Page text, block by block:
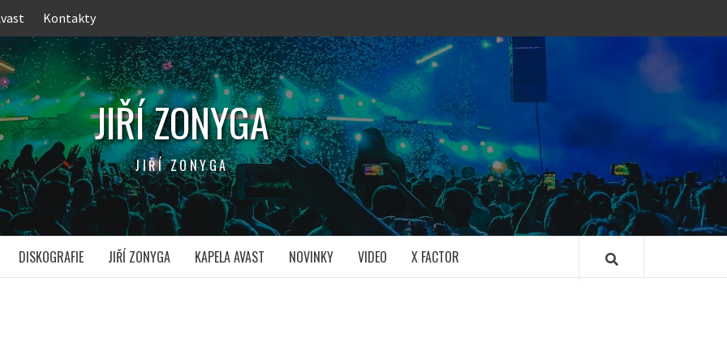
Kontakty
JIŘÍ ZONYGA
JIŘÍ ZONYGA
DISKOGRAFIE JIŘÍ ZONYGA KAPELA AVAST NOVINKY VIDEO X FACTOR